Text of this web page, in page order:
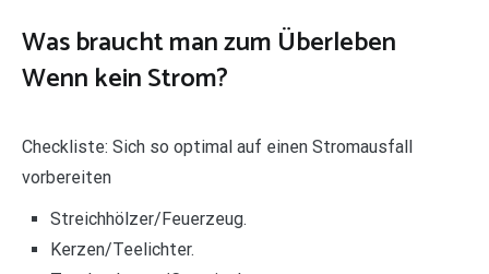
Was braucht man zum Überleben
Wenn kein Strom?
Checkliste: Sich so optimal auf einen Stromausfall
vorbereiten
Streichhölzer/Feuerzeug.
Kerzen/Teelichter.